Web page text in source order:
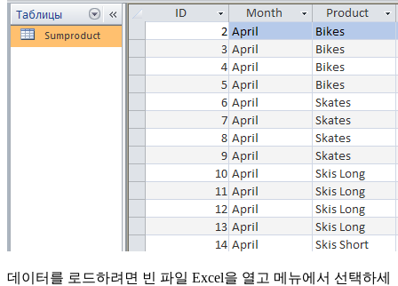
데이터를 로드하려면 빈 파일 Excel을 열고 메뉴에서 선택하세